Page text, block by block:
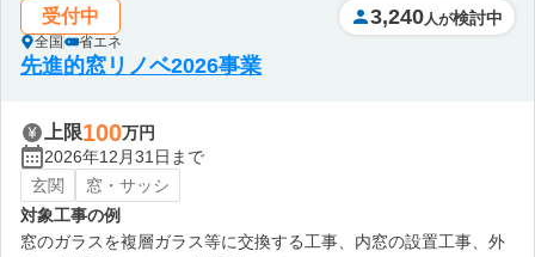
受付中
全国 省エネ
3,240 人が検討中
先進的窓リノベ2026事業
上限100万円
2026年12月31日まで
玄関
窓・サッシ
対象工事の例
窓のガラスを複層ガラス等に交換する工事、内窓の設置工事、外